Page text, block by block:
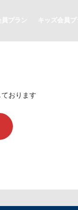
員プラン キッズ会員
おります